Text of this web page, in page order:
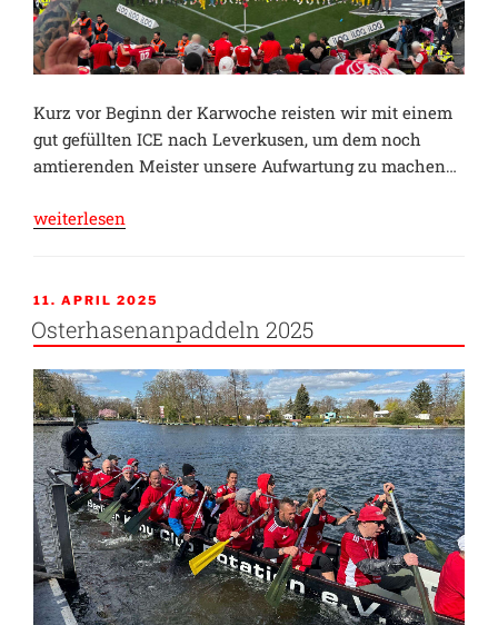
Kurz vor Beginn der Karwoche reisten wir mit einem
gut gefüllten ICE nach Leverkusen, um dem noch
amtierenden Meister unsere Aufwartung zu machen…
„Gestatten
weiterlesen
VERÖFFENTLICHT
AM
11. APRIL 2025
Osterhasenanpaddeln 2025